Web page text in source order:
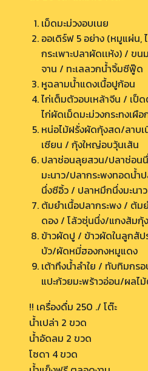
เม็ดมะม่วงอบเนย
ออเดิร์ฟ 5 อย่าง (หมูแผ่น,
กระเพาะปลาผัดเเห้ง) /
จาน / ทะเลลวกน้ำจิ้มซีฟู๊ด
หูฉลามน้ำแดงเนื้อปูก้อน
ไก่เต็มตัวอบเหล้าจีน / เป็
ไก่ผัดเม็ดมะม่วงกระทงเผื
หน่อไม้ฝรั่งผัดกุ้งสด/ลาบ
เซียน / กุ้งใหญ่อบวุ้นเส้น
ปลาช่อนลุยสวน/ปลาช่อน
มะนาว/ปลากระพงทอดน้ำ
นึ่งซีอิ้ว / ปลาหมึกนึ่งมะนาว
ต้มยำเนื้อปลากระพง / ต้ม
ดอง / โล้วซุ่นนึ่ง/แกงส้มกุ้
ข้าวผัดปู / ข้าวผัดในลูกสั
บัว/ผัดหมี่ฮองกงหมูแดง
เต้าทึงน้ำลำใย / ทับทิมกร
แปะก้วยมะพร้าวอ่อน/ผลไ
!! เครื่องดื่ม 250 ./ โต๊ะ
น้ำเปล่า 2 ขวด
น้ำอัดลม 2 ขวด
โซดา 4 ขวด